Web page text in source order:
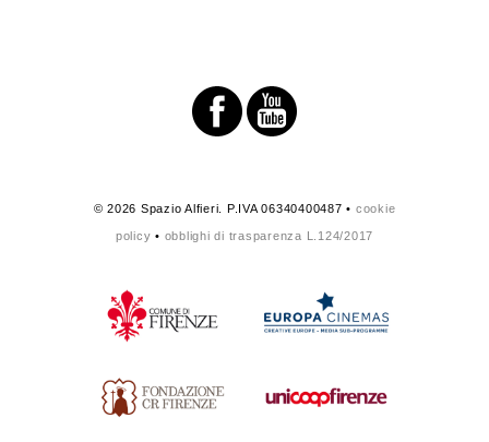
© 2026 Spazio Alfieri. P.IVA 06340400487 • cookie
policy • obblighi di trasparenza L.124/2017